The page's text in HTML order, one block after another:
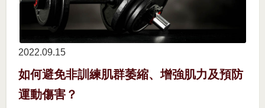
2022.09 15
如何避免非訓練肌群萎縮、增強肌力及預防
運動傷害？